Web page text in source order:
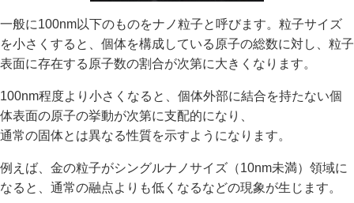
一般に100nm以下のものをナノ粒子と呼びます。粒子サイズ
を小さくすると、個体を構成している原子の総数に対し、粒子
表面に存在する原子数の割合が次第に大きくなります。
100nm程度より小さくなると、個体外部に結合を持たない個
体表面の原子の挙動が次第に支配的になり、
通常の固体とは異なる性質を示すようになります。
例えば、金の粒子がシングルナノサイズ（10nm未満）領域に
なると、通常の融点よりも低くなるなどの現象が生じます。